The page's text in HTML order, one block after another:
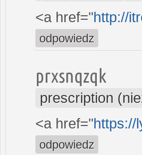
<a href="http://
odpowiedz
prxsnqzqk
prescription
<a href="https://
odpowiedz